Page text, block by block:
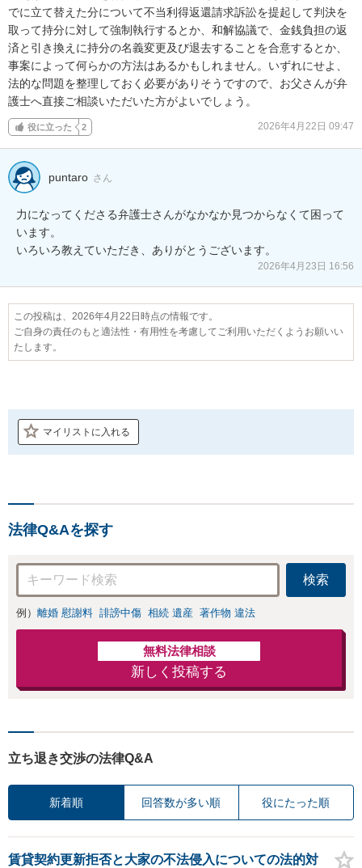
でに立て替えた分について不当利得返還請求訴訟を提起して判決を
取って持分に対して強制執行するとか、和解協議で、金銭負担の返
済と引き換えに持分の名義変更及び退去することを合意するとか、
事案によって何らかの方法はあるかもしれません。いずれにせよ、
法的な問題を整理しておく必要がありそうですので、お父さんが弁
護士へ直接ご相談いただいた方がよいでしょう。
役に立った 2 2026年4月22日 09:47
puntaro さん
力になってくださる弁護士さんがなかなか見つからなくて困って
います。
いろいろ教えていただき、ありがとうございます。
2026年4月23日 16:56
この投稿は、2026年4月22日時点の情報です。
ご自身の責任のもと適法性・有用性を考慮してご利用いただくようお願いい
たします。
マイリストに入れる
法律Q&Aを探す
検索
例） 離婚 慰謝料 誹謗中傷 相続 遺産 著作物 違法
無料法律相談
新しく投稿する
立ち退き交渉の法律Q&A
新着順 回答数が多い順 役にたった順
賃貸契約更新拒否と大家の不法侵入についての法的対